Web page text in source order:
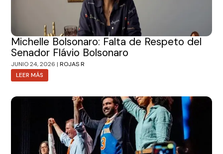
Michelle Bolsonaro: Falta de Respeto del
Senador Flávio Bolsonaro
JUNIO 24, 2026 |ROJAS R
LEER MÁS